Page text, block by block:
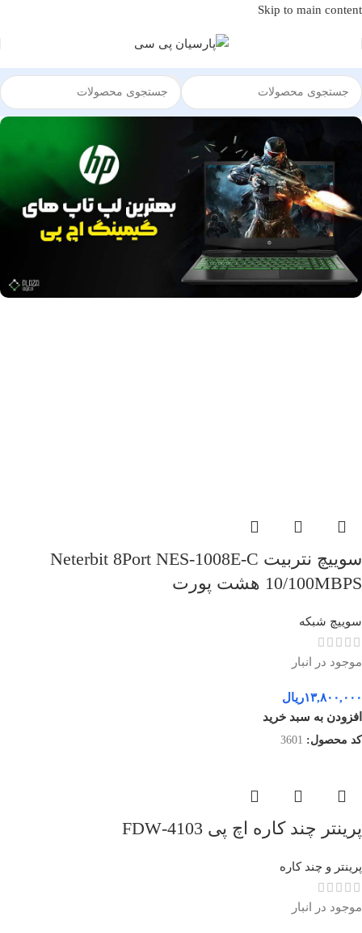
Skip to main content
سوییچ نتربیت Neterbit 8Port NES-1008E-C
10/100MBPS هشت پورت
سوییچ شبکه
موجود در انبار
۱۳,۸۰۰,۰۰۰ریال
افزودن به سبد خرید
کد محصول: 3601
پرینتر چند کاره اچ پی 4103-FDW
پرینتر و چند کاره
موجود در انبار